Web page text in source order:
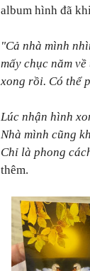
album hình đã
"Cả nhà mình
mấy chục năm
xong rồi. Có thể
Lúc nhận hình
Nhà mình cũng
Chỉ là phong
thêm.